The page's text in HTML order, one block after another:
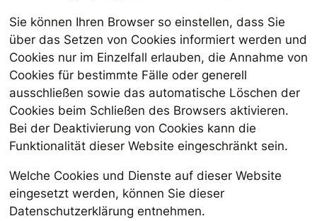
Sie können Ihren Browser so einstellen, dass Sie
über das Setzen von Cookies informiert werden und
Cookies nur im Einzelfall erlauben, die Annahme von
Cookies für bestimmte Fälle oder generell
ausschließen sowie das automatische Löschen der
Cookies beim Schließen des Browsers aktivieren.
Bei der Deaktivierung von Cookies kann die
Funktionalität dieser Website eingeschränkt sein.
Welche Cookies und Dienste auf dieser Website
eingesetzt werden, können Sie dieser
Datenschutzerklärung entnehmen.